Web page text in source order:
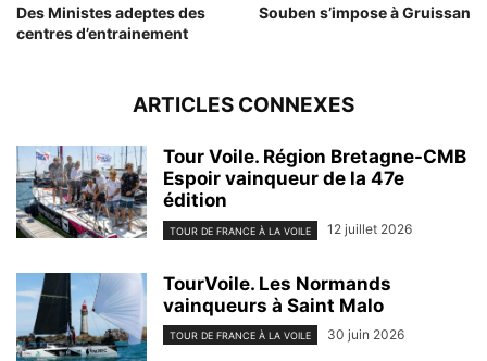
Des Ministes adeptes des
centres d’entrainement
Souben s’impose à Gruissan
ARTICLES CONNEXES
Tour Voile. Région Bretagne-CMB
Espoir vainqueur de la 47e
édition
TOUR DE FRANCE À LA VOILE 12 juillet 2026
TourVoile. Les Normands
vainqueurs à Saint Malo
TOUR DE FRANCE À LA VOILE 30 juin 2026